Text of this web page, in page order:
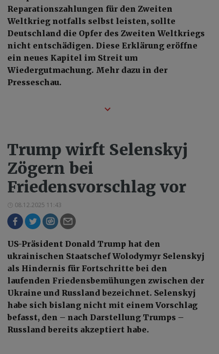
Reparationszahlungen für den Zweiten
Weltkrieg notfalls selbst leisten, sollte
Deutschland die Opfer des Zweiten Weltkriegs
nicht entschädigen. Diese Erklärung eröffne
ein neues Kapitel im Streit um
Wiedergutmachung. Mehr dazu in der
Presseschau.
Trump wirft Selenskyj
Zögern bei
Friedensvorschlag vor
08.12.2025 11:43
US-Präsident Donald Trump hat den
ukrainischen Staatschef Wolodymyr Selenskyj
als Hindernis für Fortschritte bei den
laufenden Friedensbemühungen zwischen der
Ukraine und Russland bezeichnet. Selenskyj
habe sich bislang nicht mit einem Vorschlag
befasst, den – nach Darstellung Trumps –
Russland bereits akzeptiert habe.